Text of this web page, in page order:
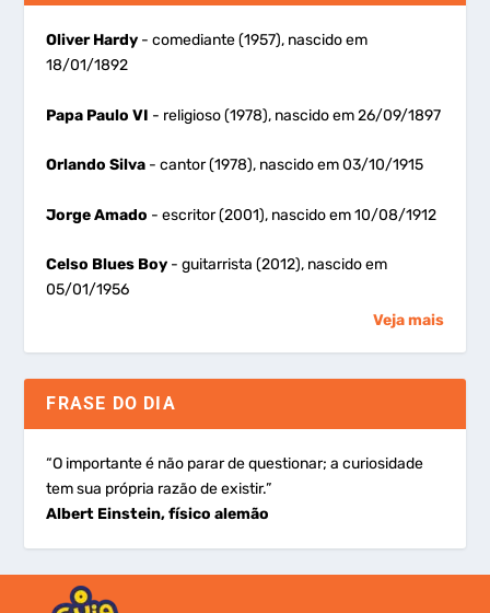
Oliver Hardy - comediante (1957), nascido em
18/01/1892
Papa Paulo VI - religioso (1978), nascido em 26/09/1897
Orlando Silva - cantor (1978), nascido em 03/10/1915
Jorge Amado - escritor (2001), nascido em 10/08/1912
Celso Blues Boy - guitarrista (2012), nascido em
05/01/1956
Veja mais
FRASE DO DIA
“O importante é não parar de questionar; a curiosidade
tem sua própria razão de existir.”
Albert Einstein, físico alemão